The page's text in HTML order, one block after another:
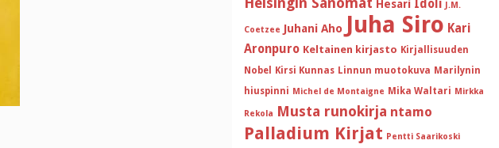
Hesari Idoli J.M.
Coetzee Juhani Aho Juha Siro Kari
Aronpuro Keltainen kirjasto Kirjallisuuden
Nobel
Kirsi Kunnas Linnun muotokuva Marilynin
hiuspinni Michel de Montaigne Mika Waltari Mirkka
Rekola Musta runokirja ntamo
Palladium Kirjat Pentti Saarikoski